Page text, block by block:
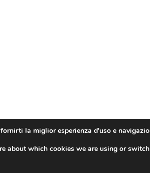
la miglior esperienza d'uso e
about which cookies we are using or